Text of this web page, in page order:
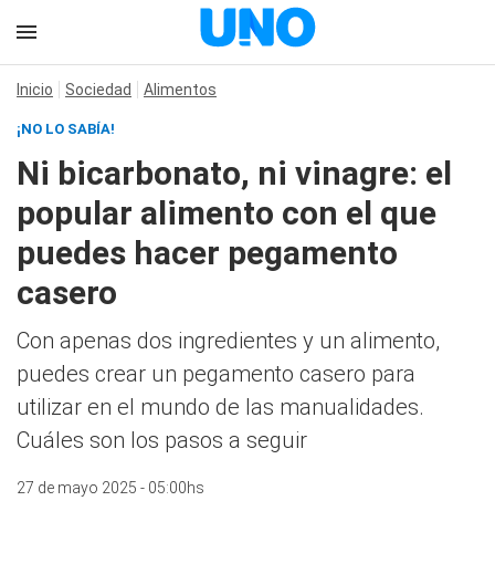
Inicio Sociedad Alimentos
¡NO LO SABÍA!
Ni bicarbonato, ni vinagre: el
popular alimento con el que
puedes hacer pegamento
casero
Con apenas dos ingredientes y un alimento,
puedes crear un pegamento casero para
utilizar en el mundo de las manualidades.
Cuáles son los pasos a seguir
27 de mayo 2025 - 05:00hs